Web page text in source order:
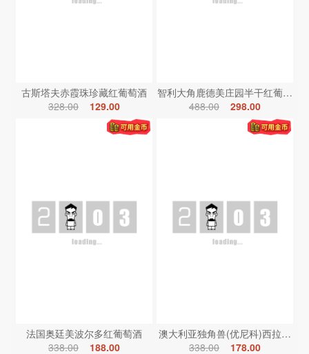
古斯塔夫赤霞珠珍藏红葡萄酒
328.00
129.00
智利大角鹿德美庄园半干红葡萄酒
488.00
298.00
法国奥廷美波尔多红葡萄酒
338.00
188.00
澳大利亚独角兽(优尼科)西拉红葡
338.00
178.00